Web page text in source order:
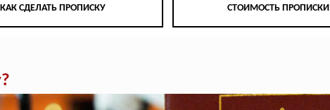
КАК СДЕЛАТЬ ПРОПИСКУ СТОИМОСТЬ ПРОПИСКИ